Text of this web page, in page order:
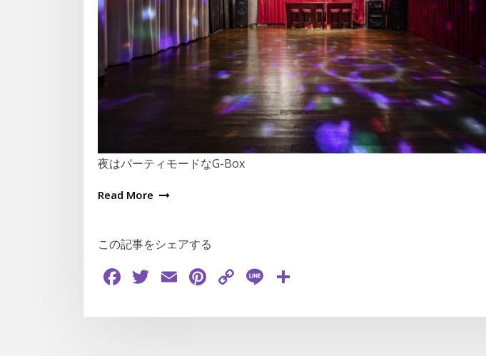
夜はパーティモードなG-Box
Read More
この記事をシェアする
Facebook
Twitter
EmailPinterest
Copy
Line